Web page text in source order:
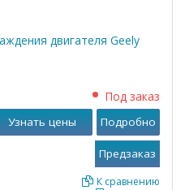
двигателя Geely
Под заказ
К сравнению
Узнать цены Подробно